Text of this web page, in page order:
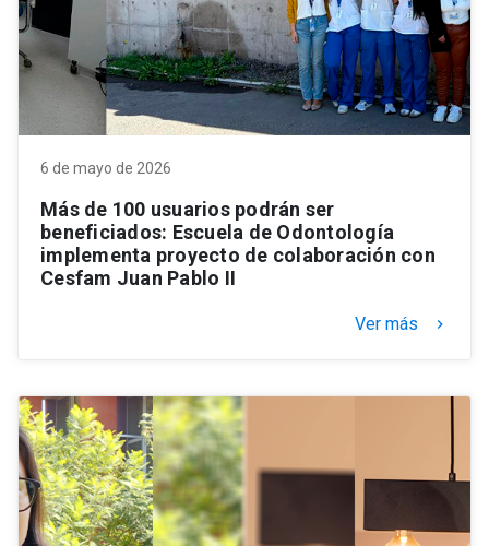
6 de mayo de 2026
Más de 100 usuarios podrán ser
beneficiados: Escuela de Odontología
implementa proyecto de colaboración con
Cesfam Juan Pablo II
Ver más keyboard_arrow_right